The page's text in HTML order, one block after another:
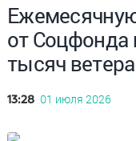
от Соцфонда
тысяч
13:28 01 июля 2026